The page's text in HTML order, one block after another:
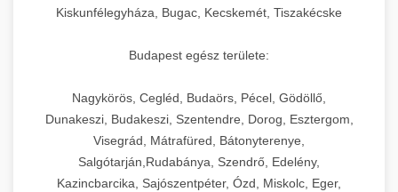
Kiskunfélegyháza, Bugac, Kecskemét, Tiszakécske
Budapest egész területe:
Nagykörös, Cegléd, Budaörs, Pécel, Gödöllő,
Dunakeszi, Budakeszi, Szentendre, Dorog, Esztergom,
Visegrád, Mátrafüred, Bátonyterenye,
Salgótarján,Rudabánya, Szendrő, Edelény,
Kazincbarcika, Sajószentpéter, Ózd, Miskolc, Eger,